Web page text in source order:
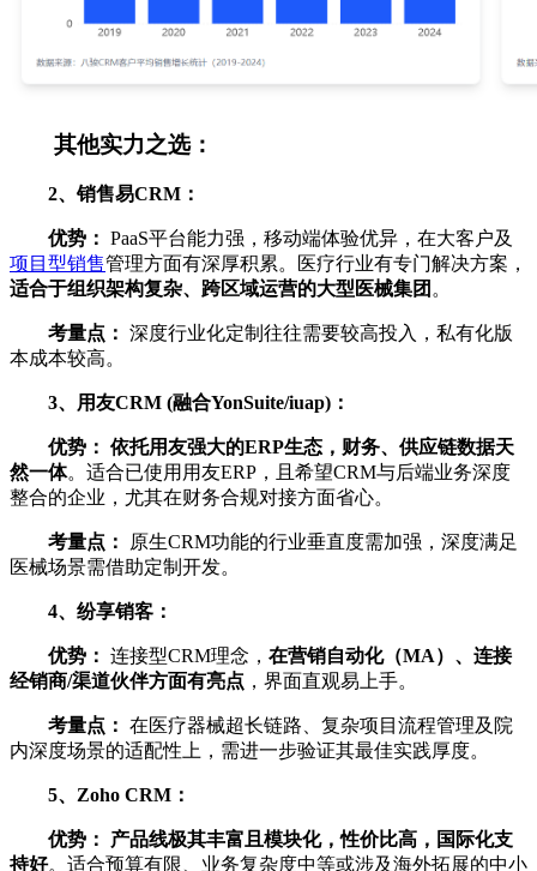
其他实力之选：
2、销售易CRM：
优势： PaaS平台能力强，移动端体验优异，在大客户及
项目型销售管理方面有深厚积累。医疗行业有专门解决方案，
适合于组织架构复杂、跨区域运营的大型医械集团 。
考量点： 深度行业化定制往往需要较高投入，私有化版
本成本较高。
3、用友CRM (融合YonSuite/iuap)：
优势： 依托用友强大的ERP生态，财务、供应链数据天
然一体。适合已使用用友ERP，且希望CRM与后端业务深度
整合的企业，尤其在财务合规对接方面省心。
考量点：
原生CRM功能的行业垂直度需加强，深度满足
医械场景需借助定制开发。
4、纷享销客：
优势： 连接型CRM理念， 在营销自动化（MA）、连接
经销商/渠道伙伴方面有亮点 ，界面直观易上手。
考量点： 在医疗器械超长链路、复杂项目流程管理及院
内深度场景的适配性上，需进一步验证其最佳实践厚度。
5、Zoho CRM：
优势：
产品线极其丰富且模块化，性价比高，国际化支
持好。适合预算有限、业务复杂度中等或涉及海外拓展的中小